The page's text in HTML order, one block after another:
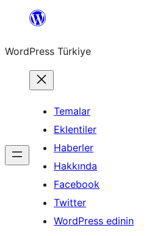
İçeriğe
WordPress Türkiye
Temalar
Eklentiler
Haberler
Hakkında
Facebook
Twitter
WordPress edinin